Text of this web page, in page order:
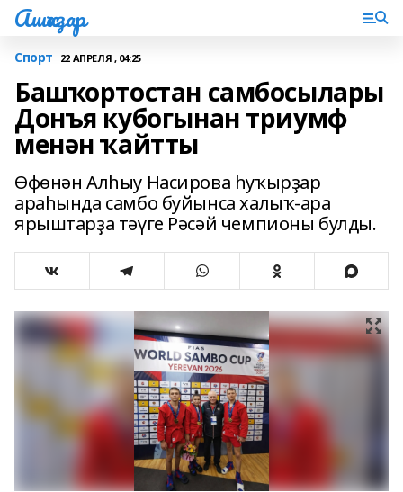
Ашҡаҙар
Спорт 22 АПРЕЛЯ , 04:25
Башҡортостан самбосылары
Донъя кубогынан триумф
менән ҡайтты
Өфөнән Алһыу Насирова һуҡырҙар
араһында самбо буйынса халыҡ-ара
ярыштарҙа тәүге Рәсәй чемпионы булды.